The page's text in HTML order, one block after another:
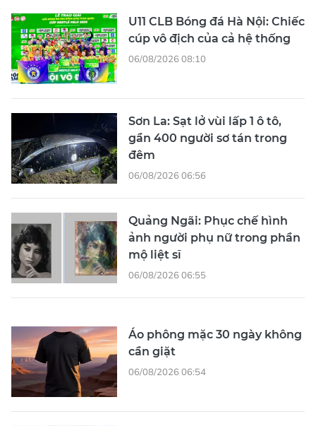
U11 CLB Bóng đá Hà Nội: Chiếc
cúp vô địch của cả hệ thống
06/08/2026 08:10
Sơn La: Sạt lở vùi lấp 1 ô tô,
gần 400 người sơ tán trong
đêm
06/08/2026 06:56
Quảng Ngãi: Phục chế hình
ảnh người phụ nữ trong phần
mộ liệt sĩ
06/08/2026 06:55
Áo phông mặc 30 ngày không
cần giặt
06/08/2026 06:54